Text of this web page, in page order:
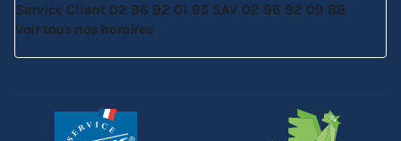
Service Client 02 96 92 01 95 SAV 02 96 92 09 88
Voir tous nos horaires